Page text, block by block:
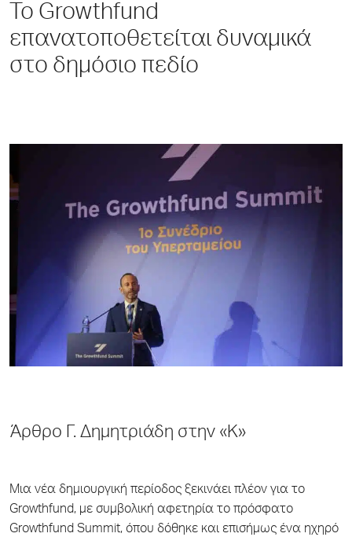
Το Growthfund
επανατοποθετείται δυναμικά
στο δημόσιο πεδίο
Άρθρο Γ. Δημητριάδη στην «Κ»
Μια νέα δημιουργική περίοδος ξεκινάει πλέον για το
Growthfund, με συμβολική αφετηρία το πρόσφατο
Growthfund Summit, όπου δόθηκε και επισήμως ένα ηχηρό